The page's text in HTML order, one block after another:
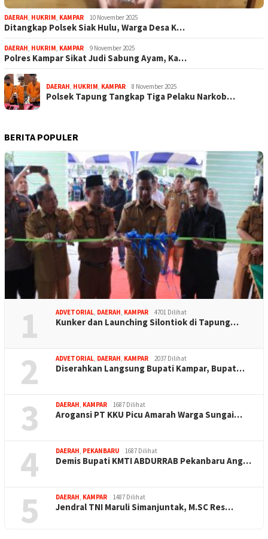
DAERAH, HUKRIM, KAMPAR 10 November 2025
Ditangkap Polsek Siak Hulu, Warga Desa K…
DAERAH, HUKRIM, KAMPAR 9 November 2025
Polres Kampar Sikat Judi Sabung Ayam, Ka…
DAERAH, HUKRIM, KAMPAR 8 November 2025
Polsek Tapung Tangkap Tiga Pelaku Narkob…
BERITA POPULER
1 ADVETORIAL, DAERAH, KAMPAR 4701 Dilihat
Kunker dan Launching Silontiok di Tapung…
2 ADVETORIAL, DAERAH, KAMPAR 2037 Dilihat
Diserahkan Langsung Bupati Kampar, Bupat…
3 DAERAH, KAMPAR 1687 Dilihat
Arogansi PT KKU Picu Amarah Warga Sungai…
4 DAERAH, PEKANBARU 1687 Dilihat
Demis Bupati KMTI ABDURRAB Pekanbaru Ang…
5 DAERAH, KAMPAR 1487 Dilihat
Jendral TNI Maruli Simanjuntak, M.SC Res…